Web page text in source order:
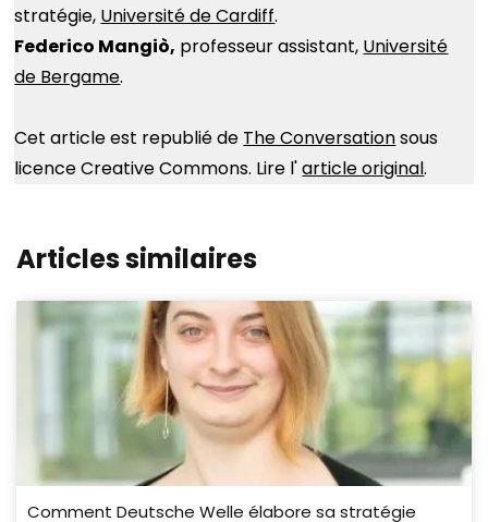
stratégie, Université de Cardiff.
Federico Mangiò, professeur assistant, Université
de Bergame.
Cet article est republié de The Conversationsous
licence Creative Commons. Lire l'article original.
Articles similaires
Comment Deutsche Welle élabore sa stratégie